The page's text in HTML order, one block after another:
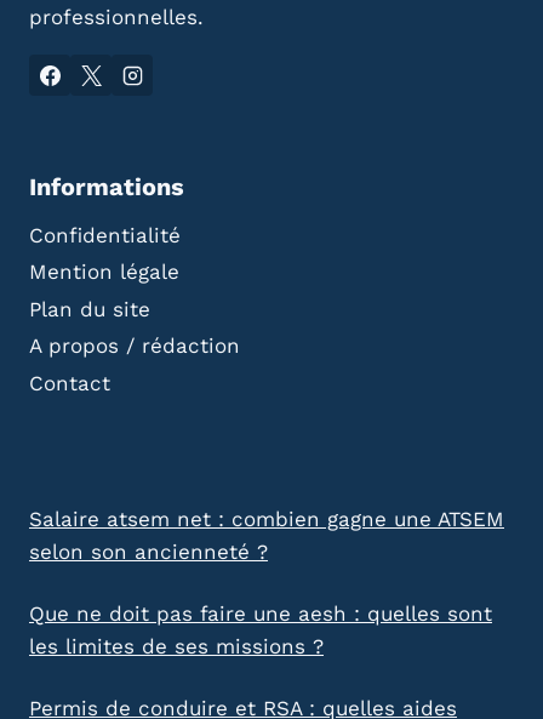
professionnelles.
Informations
Confidentialité
Mention légale
Plan du site
A propos / rédaction
Contact
Salaire atsem net : combien gagne une ATSEM
selon son ancienneté ?
Que ne doit pas faire une aesh : quelles sont
les limites de ses missions ?
Permis de conduire et RSA : quelles aides